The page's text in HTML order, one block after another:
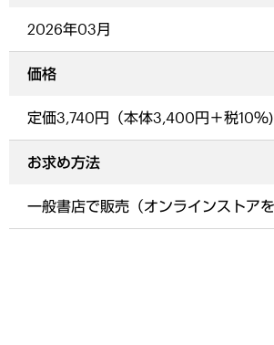
2026年03月
価格
定価3,740円（本体3,400円＋税10％)
お求め方法
一般書店で販売（オンラインストアを